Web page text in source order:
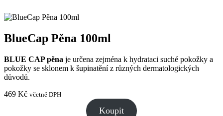
BlueCap Pěna 100ml
BLUE CAP pěna je určena zejména k hydrataci suché pokožky a
pokožky se sklonem k šupinatění z různých dermatologických
důvodů.
469 Kč včetně DPH
Koupit